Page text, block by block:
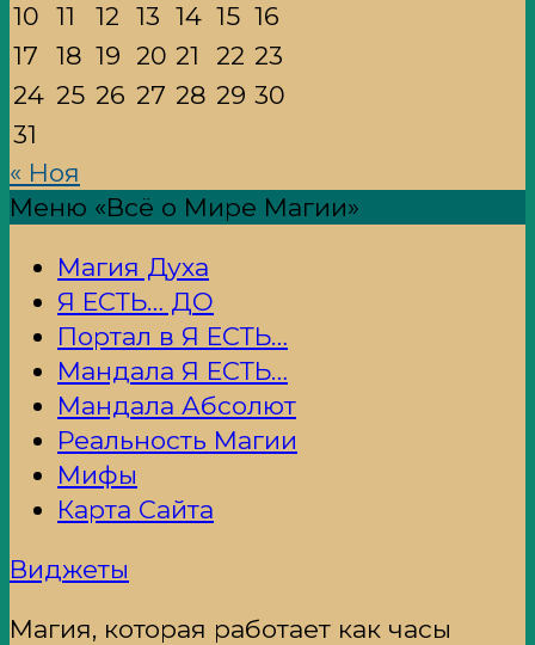
10 11 12 13 14 15 16
17
18 19 20 21 22 23
24 25 26 27 28 29 30
31
« Ноя
Меню «Всё о Мире Магии»
Магия Духа
Я ЕСТЬ… ДО
Портал в Я ЕСТЬ…
Мандала Я ЕСТЬ…
Мандала Абсолют
Реальность Магии
Мифы
Карта Сайта
Виджеты
Магия, которая работает как часы